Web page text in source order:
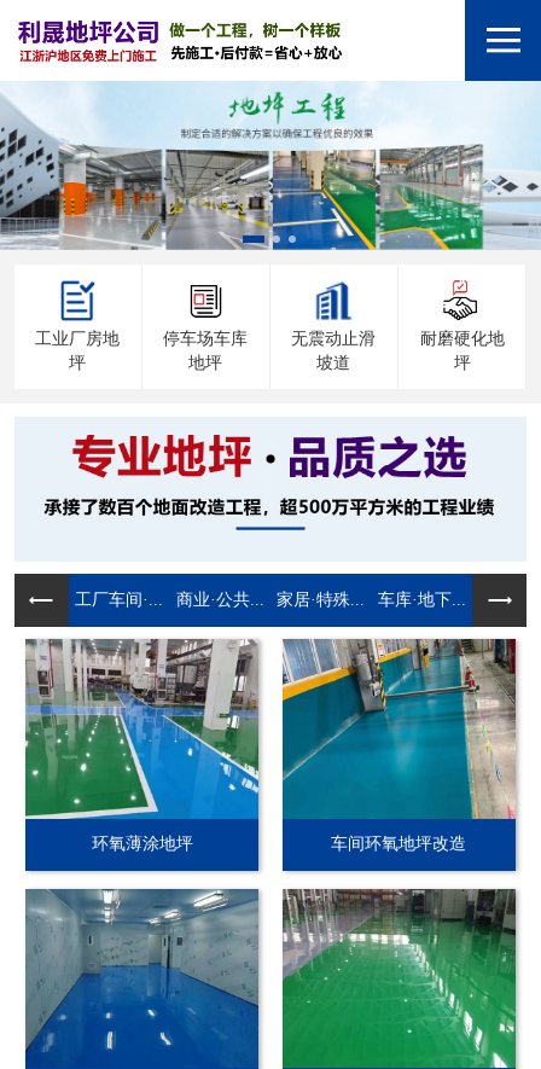
工业厂房地
坪
停车场车库
地坪
无震动止滑
坡道
耐磨硬化地
坪
工厂车间·... 商业·公共... 家居·特殊... 车库·地下...
环氧薄涂地坪 车间环氧地坪改造